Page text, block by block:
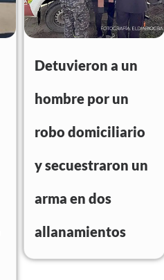
Detuvieron a un
hombre por un
robo domiciliario
y secuestraron un
arma en dos
allanamientos